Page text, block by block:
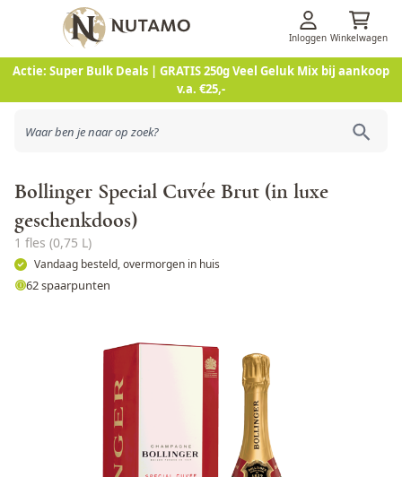
Actie: Super Bulk Deals | GRATIS 250g Veel Geluk Mix bij aankoop
v.a. €25,-
Ga naar de inhoud
Inloggen Winkelwagen
Bollinger Special Cuvée Brut (in luxe
geschenkdoos)
1 fles (0,75 L)
Vandaag besteld, overmorgen in huis
62 spaarpunten